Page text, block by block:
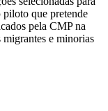
piloto que pretende
pela CMP na
migrantes e minorias